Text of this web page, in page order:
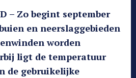
– Zo begint september
en neerslaggebieden
worden
ligt de temperatuur
de gebruikelijke